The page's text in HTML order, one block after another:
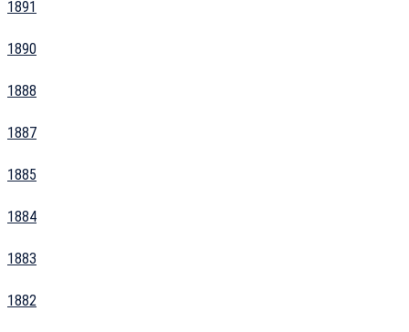
1891
1890
1888
1887
1885
1884
1883
1882